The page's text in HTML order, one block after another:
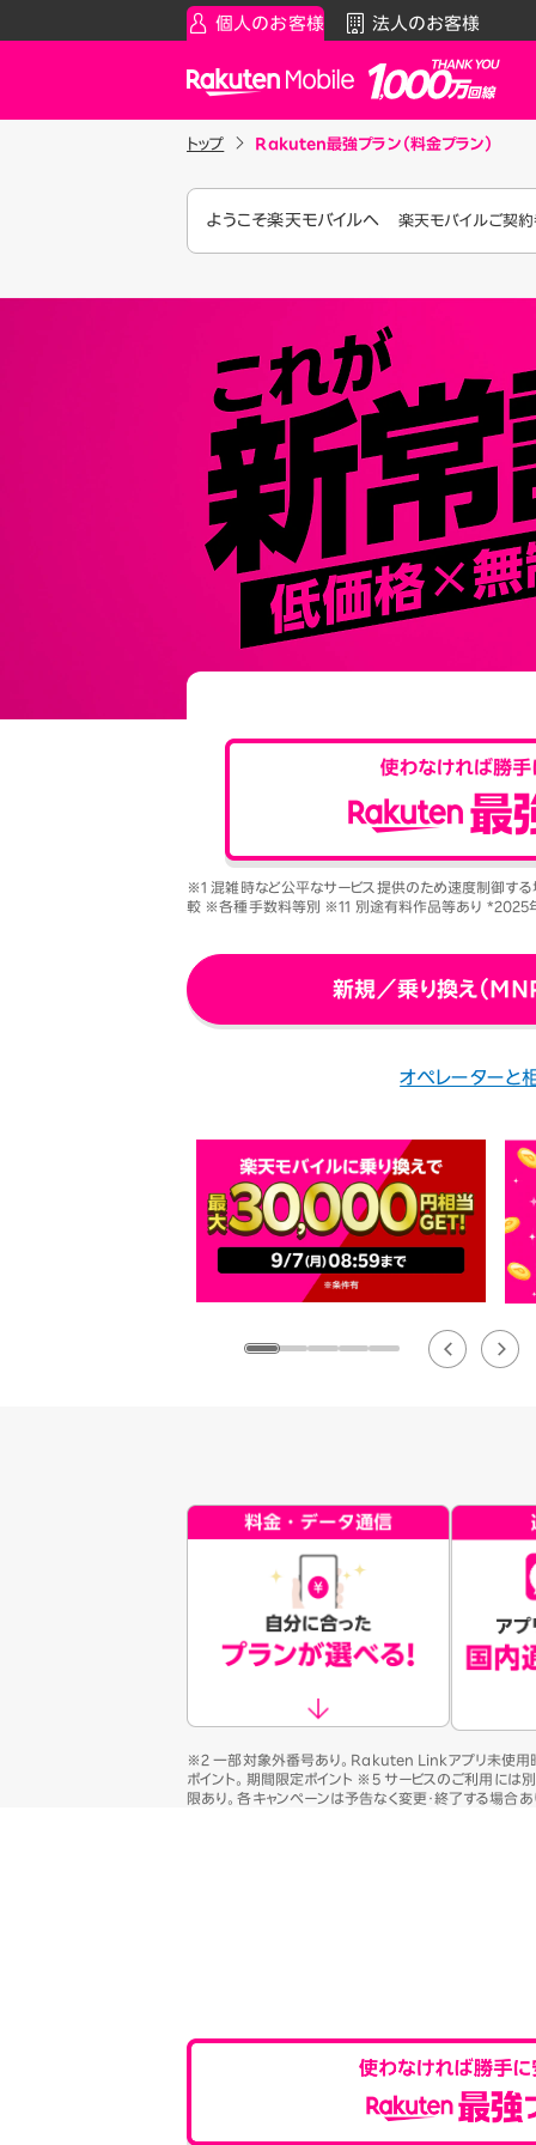
個人のお客様 法人のお客様
Rakuten Mobile
スマートフォン
Rakuten最強プラン
データタイプ
割引プログラム
最強家族割
家族でトクしたい方に
最強こども割
12歳までとーってもおトク
最強青春割
22歳までずーっとおトク
最強シニアプログラム
65歳以上から
ずーっと安心&おトク
料金
Wi-Fi
アクセ
オプ
お知らせ・その
お知らせ
スーパーホー
トップ Rakuten最強プラン（料金プラン）
ようこそ楽天モバイルへ 楽天モバイルご契約
※1 混雑時など公平なサービス提供のため速度制御す
較 ※各種手数料等別 ※11 別途有料作品等あり *2025
新規／乗り換え（
オペレーターと
※2 一部対象外番号あり。Rakuten Linkアプリ未使用
ポイント。期間限定ポイント ※5 サービスのご利用には
限あり。各キャンペーンは予告なく変更・終了する場合